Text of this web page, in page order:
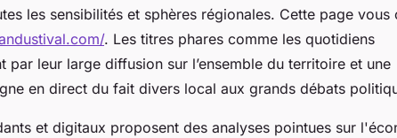
les sensibilités et sphères régionales. Cette page vous
. Les titres phares comme les quotidiens
par leur large diffusion sur l’ensemble du territoire et une
en direct du fait divers local aux grands débats
et digitaux proposent des analyses pointues sur